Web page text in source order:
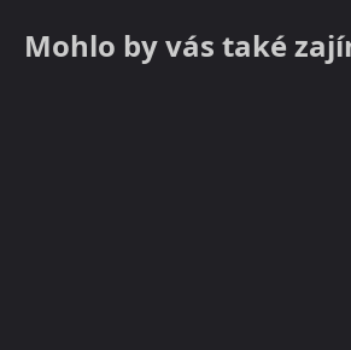
Mohlo by vás také